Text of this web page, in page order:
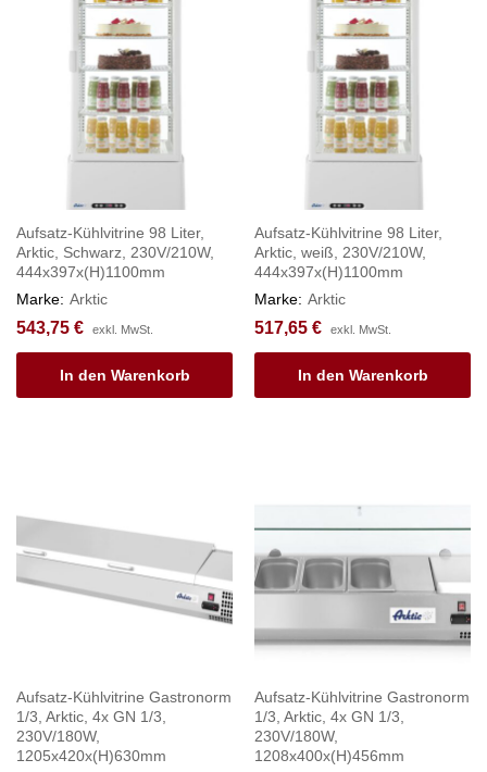
Aufsatz-Kühlvitrine 98 Liter,
Arktic, Schwarz, 230V/210W,
444x397x(H)1100mm
Marke: Arktic
543,75 € exkl. MwSt.
In den Warenkorb
Aufsatz-Kühlvitrine 98 Liter,
Arktic, weiß, 230V/210W,
444x397x(H)1100mm
Marke: Arktic
517,65 € exkl. MwSt.
In den Warenkorb
Aufsatz-Kühlvitrine Gastronorm
1/3, Arktic, 4x GN 1/3,
230V/180W,
1205x420x(H)630mm
Aufsatz-Kühlvitrine Gastronorm
1/3, Arktic, 4x GN 1/3,
230V/180W,
1208x400x(H)456mm